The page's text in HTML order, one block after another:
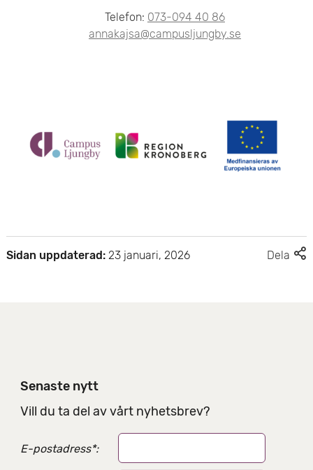
Telefon: 073-094 40 86
annakajsa@campusljungby.se
Sidan uppdaterad: 23 januari, 2026 Dela
Senaste nytt
Vill du ta del av vårt nyhetsbrev?
E-postadress*: